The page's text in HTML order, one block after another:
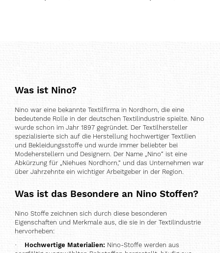
Was ist Nino?
Nino war eine bekannte Textilfirma in Nordhorn, die eine
bedeutende Rolle in der deutschen Textilindustrie spielte. Nino
wurde schon im Jahr 1897 gegründet. Der Textilhersteller
spezialisierte sich auf die Herstellung hochwertiger Textilien
und Bekleidungsstoffe und wurde immer beliebter bei
Modeherstellern und Designern. Der Name „Nino“ ist eine
Abkürzung für „Niehues Nordhorn,“ und das Unternehmen war
über Jahrzehnte ein wichtiger Arbeitgeber in der Region.
Was ist das Besondere an Nino Stoffen?
Nino Stoffe zeichnen sich durch diese besonderen
Eigenschaften und Merkmale aus, die sie in der Textilindustrie
hervorheben:
·
Hochwertige Materialien: Nino-Stoffe werden aus